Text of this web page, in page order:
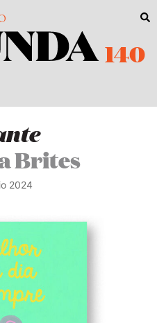
140
Brites
2024